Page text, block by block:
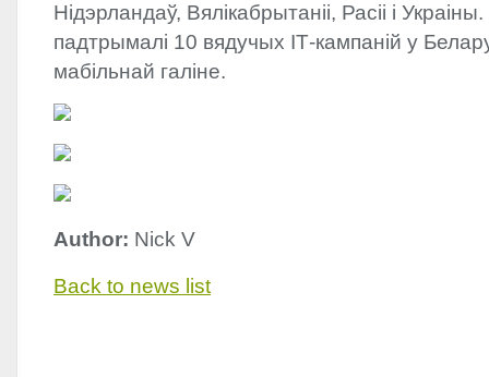
Нідэрландаў, Вялікабрытаніі, Расіі і
падтрымалі 10 вядучых ІТ-кампаній у
мабільнай галіне.
Author: Nick V
Back to news list